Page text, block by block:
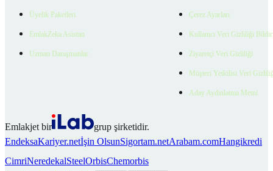
Üyelik Paketleri
EmlakZeka Asistan
Uzman Danışmanlar
Çerez Ayarları
Kullanıcı Veri Gizliliği
Ziyaretçi Veri Gizliliği
Müşteri Yetkilisi Veri
Aday Aydınlatma Metni
Emlakjet bir
grup şirketidir.
EndeksaKariyer.netİşin OlsunSigortam.netArabam.comHangikredi
CimriNeredekalSteelOrbisChemorbis